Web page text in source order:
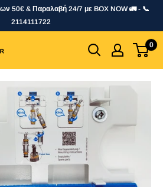
50€ & Παραλαβή 24/7 με BOX NOW 🚛 - 📞
2114111722
0